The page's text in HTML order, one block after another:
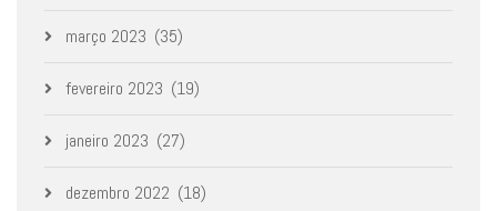
março 2023 (35)
fevereiro 2023 (19)
janeiro 2023 (27)
dezembro 2022 (18)